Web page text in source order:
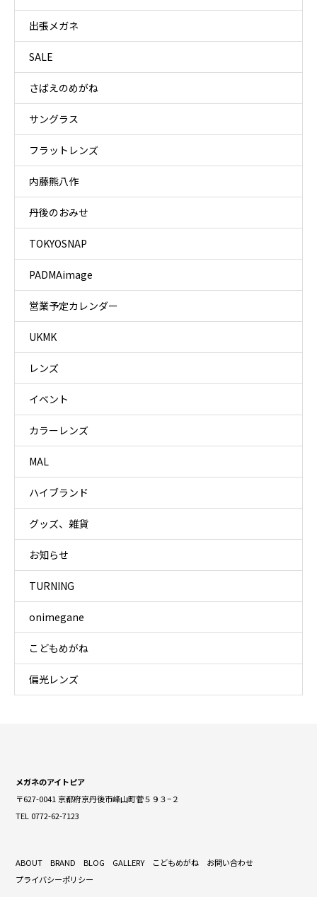
出張メガネ
SALE
さばえのめがね
サングラス
フラットレンズ
内藤熊八作
丹後のおみせ
TOKYOSNAP
PADMAimage
営業予定カレンダー
UKMK
レンズ
イベント
カラーレンズ
MAL
ハイブランド
グッズ、雑貨
お知らせ
TURNING
onimegane
こどもめがね
偏光レンズ
メガネのアイトピア
〒627-0041 京都府京丹後市峰山町菅５９３−２
TEL 0772-62-7123
ABOUT BRAND BLOG GALLERY こどもめがね
お問い合わせ
プライバシーポリシー